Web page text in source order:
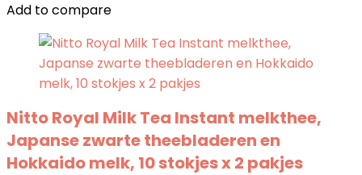
Add to compare
Nitto Royal Milk Tea Instant melkthee,
Japanse zwarte theebladeren en
Hokkaido melk, 10 stokjes x 2 pakjes